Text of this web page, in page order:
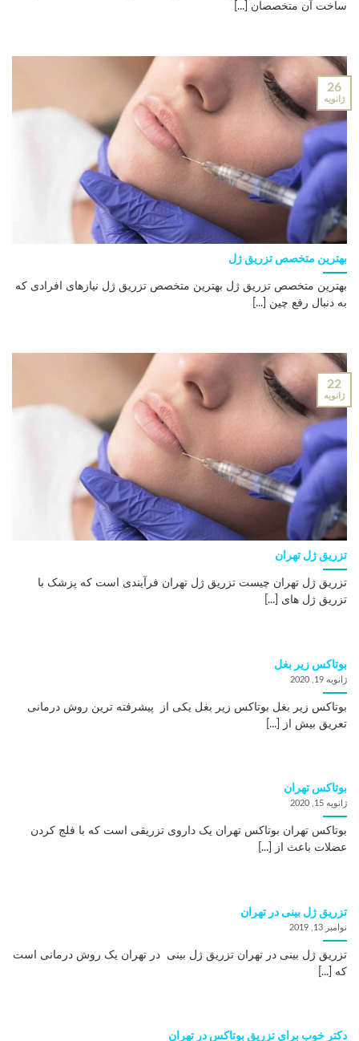
ساخت آن متخصصان [...]
بهترین متخصص تزریق ژل
بهترین متخصص تزریق ژل بهترین متخصص تزریق ژل نیازهای افرادی که
به دنبال رفع چین [...]
26
ژانویه
تزریق ژل تهران
تزریق ژل تهران چیست تزریق ژل تهران فرآیندی است که پزشک با
تزریق ژل های [...]
22
ژانویه
بوتاکس زیر بغل
ژانویه 19, 2020
بوتاکس زیر بغل بوتاکس زیر بغل یکی از پیشرفته ترین روش درمانی
تعریق بیش از [...]
بوتاکس تهران
ژانویه 15, 2020
بوتاکس تهران بوتاکس تهران یک داروی تزریقی است که با فلج کردن
عضلات باعث از [...]
تزریق ژل بینی در تهران
نوامبر 13, 2019
تزریق ژل بینی در تهران تزریق ژل بینی در تهران یک روش درمانی است
که [...]
دکتر خوب برای تزریق بوتاکس در تهران